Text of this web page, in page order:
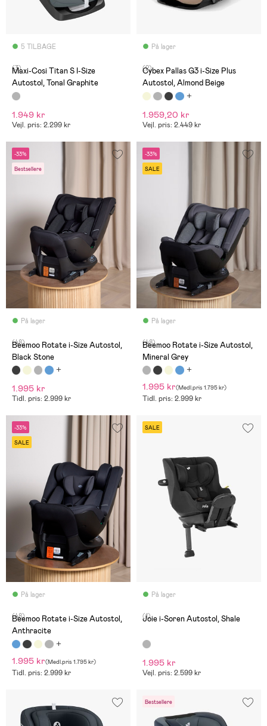
5 TILBAGE
(3)
Maxi-Cosi Titan S I-Size
Autostol, Tonal Graphite
1.949 kr
Vejl. pris: 2.299 kr
På lager
(2)
Cybex Pallas G3 i-Size Plus
Autostol, Almond Beige
1.959,20 kr
Vejl. pris: 2.449 kr
-33%
Bestsellere
På lager
(48)
Beemoo Rotate i-Size Autostol,
Black Stone
1.995 kr
Tidl. pris: 2.999 kr
-33%
SALE
På lager
(48)
Beemoo Rotate i-Size Autostol,
Mineral Grey
1.995 kr(Medl.pris 1.795 kr)
Tidl. pris: 2.999 kr
-33%
SALE
På lager
(48)
Beemoo Rotate i-Size Autostol,
Anthracite
1.995 kr(Medl.pris 1.795 kr)
Tidl. pris: 2.999 kr
SALE
På lager
(1)
Joie i-Soren Autostol, Shale
1.995 kr
Vejl. pris: 2.599 kr
Bestsellere